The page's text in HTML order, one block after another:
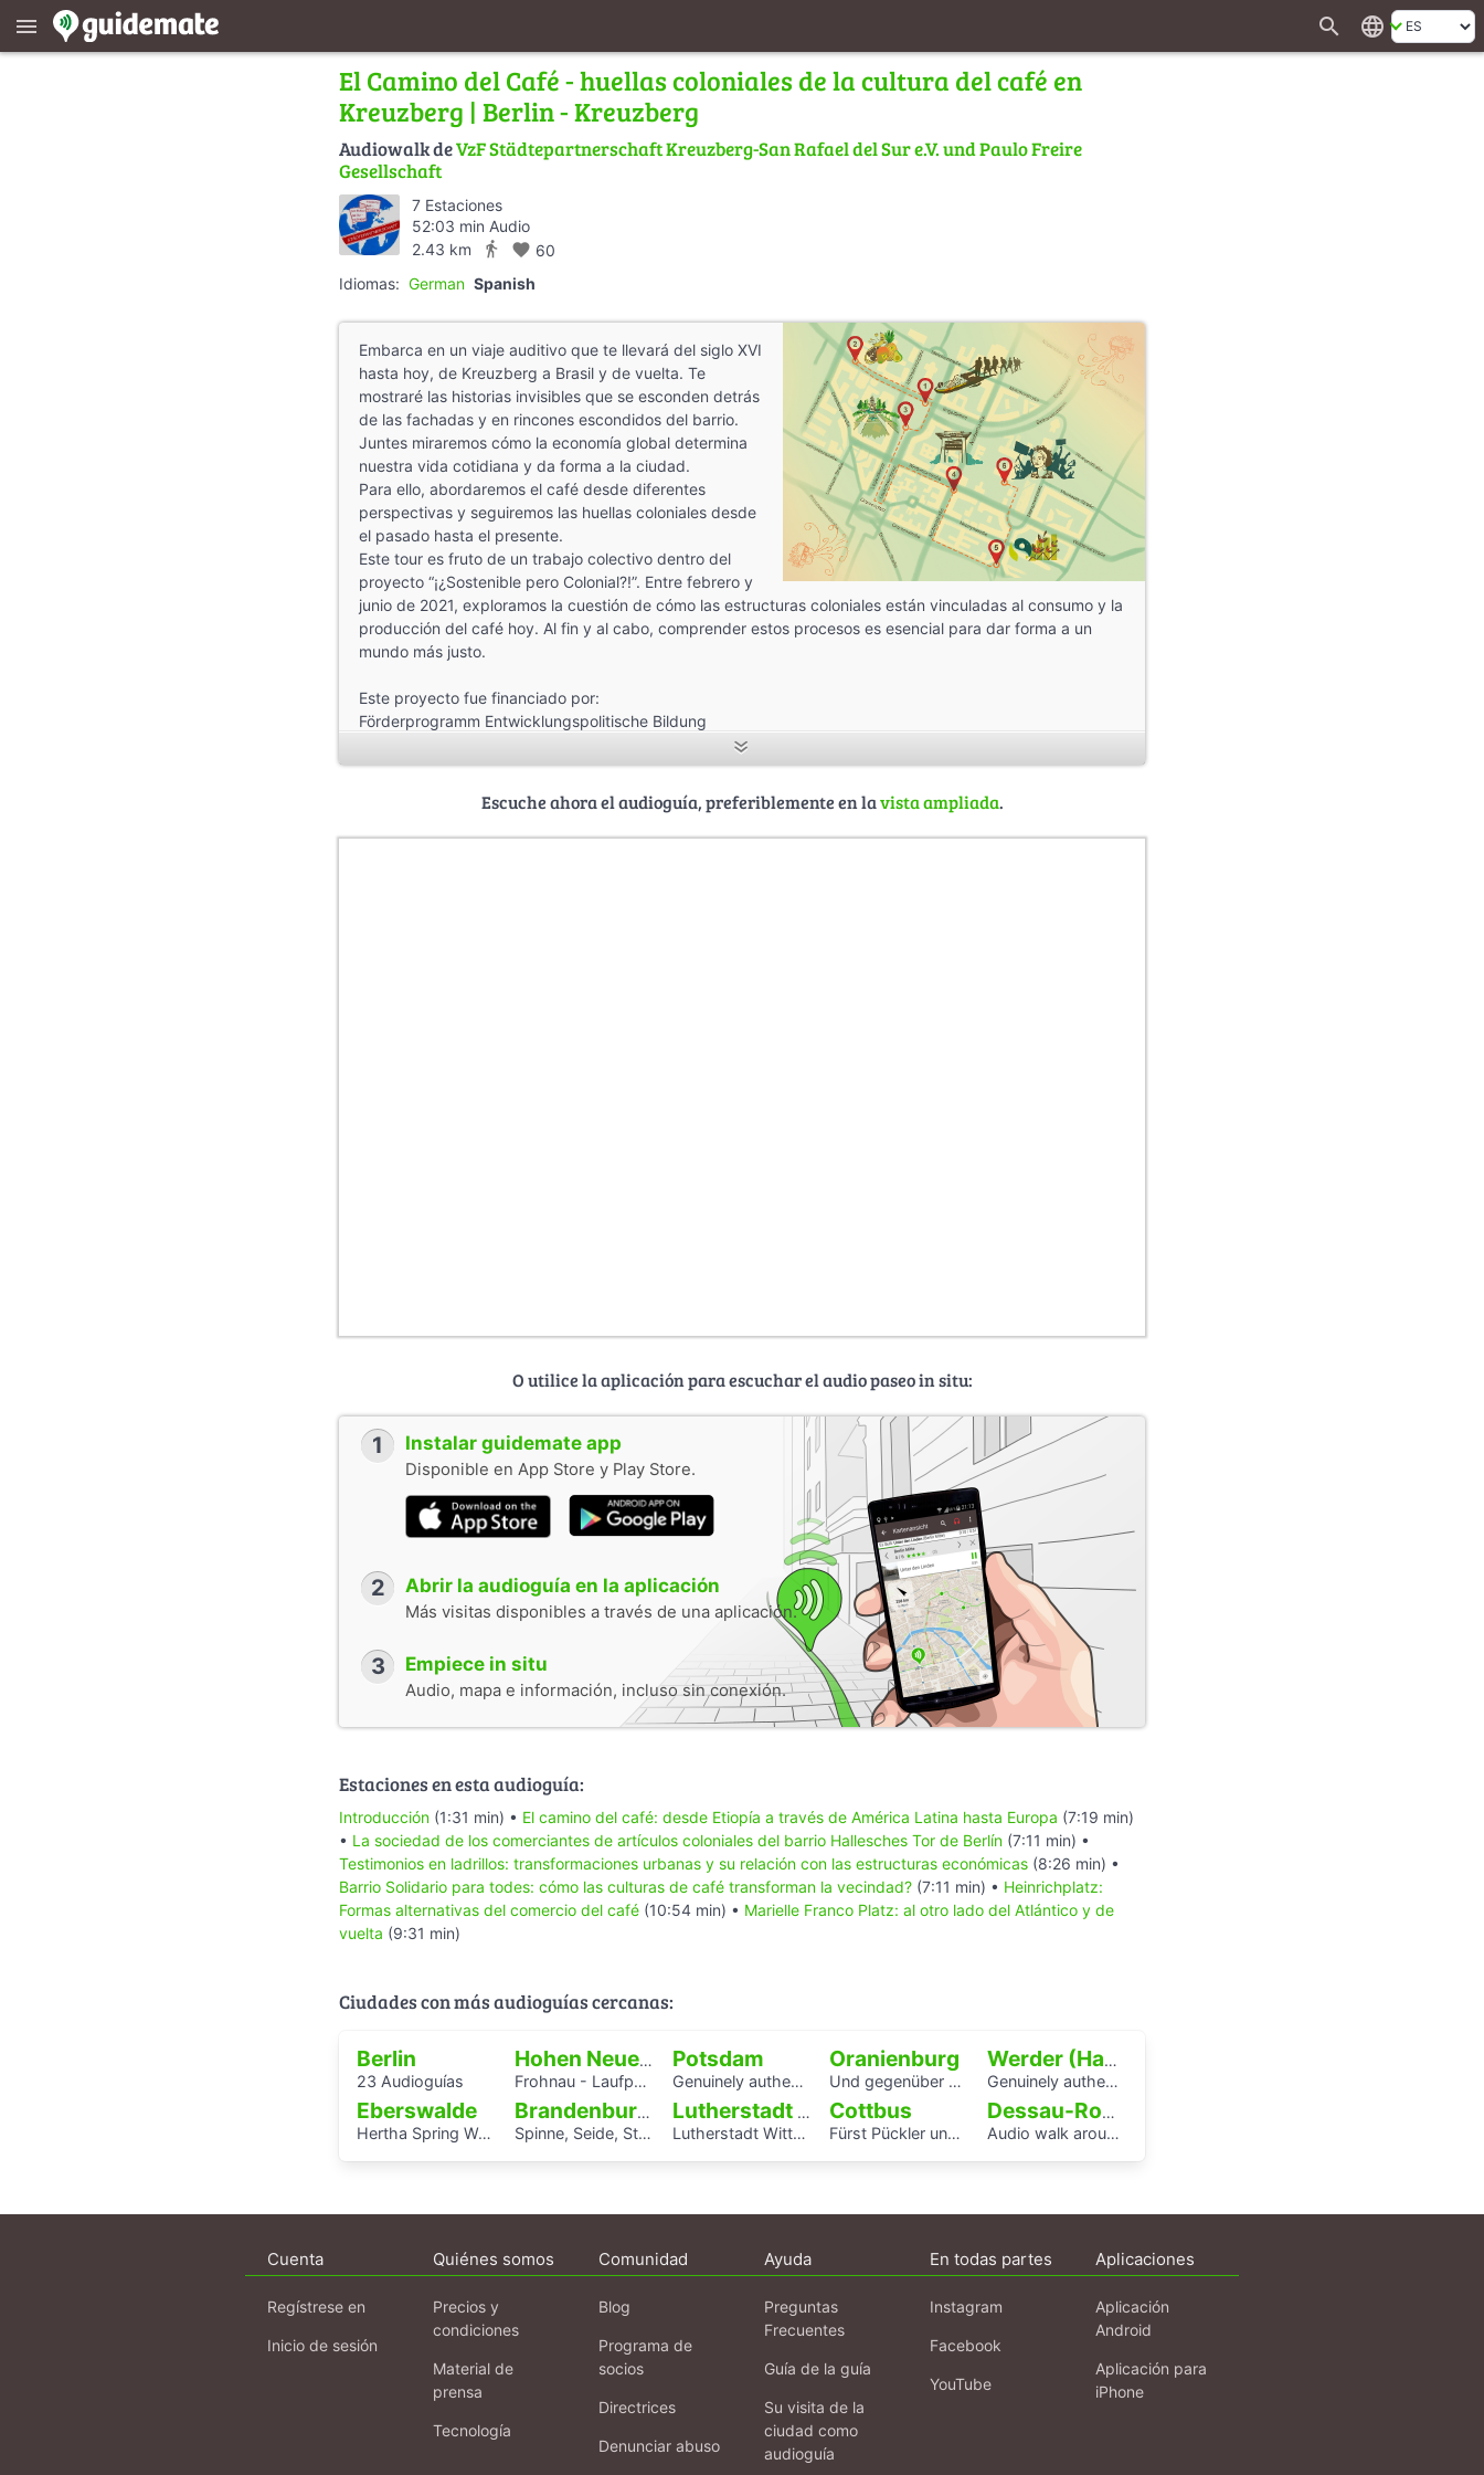
menu search language
El Camino del Café - huellas coloniales de la cultura del café en
Kreuzberg | Berlin - Kreuzberg
Audiowalk deVzF Städtepartnerschaft Kreuzberg-San Rafael del Sur e.V. und Paulo Freire
Gesellschaft
7 Estaciones
52:03 min Audio
2.43 km
directions_walk favorite 60
Idiomas: German Spanish
Embarca en un viaje auditivo que te llevará del siglo XVI
hasta hoy, de Kreuzberg a Brasil y de vuelta. Te
mostraré las historias invisibles que se esconden detrás
de las fachadas y en rincones escondidos del barrio.
Juntes miraremos cómo la economía global determina
nuestra vida cotidiana y da forma a la ciudad.
Para ello, abordaremos el café desde diferentes
perspectivas y seguiremos las huellas coloniales desde
el pasado hasta el presente.
Este tour es fruto de un trabajo colectivo dentro del
proyecto “¡¿Sostenible pero Colonial?!”. Entre febrero y
junio de 2021, exploramos la cuestión de cómo las estructuras coloniales están vinculadas al consumo y la
producción del café hoy. Al fin y al cabo, comprender estos procesos es esencial para dar forma a un
mundo más justo.
Este proyecto fue financiado por:
Förderprogramm Entwicklungspolitische Bildung
Brot für die Welt
Escuche ahora el audioguía, preferiblemente en lavista ampliada.
O utilice la aplicación para escuchar el audio paseo in situ:
1 Instalar guidemate app
Disponible en App Store y Play Store.
2 Abrir la audioguía en la aplicación
Más visitas disponibles a través de una aplicación.
3 Empiece in situ
Audio, mapa e información, incluso sin conexión.
Estaciones en esta audioguía:
Introducción (1:31 min) • El camino del café: desde Etiopía a través de América Latina hasta Europa (7:19 min)
• La sociedad de los comerciantes de artículos coloniales del barrio Hallesches Tor de Berlín (7:11 min) •
Testimonios en ladrillos: transformaciones urbanas y su relación con las estructuras económicas (8:26 min) •
Barrio Solidario para todes: cómo las culturas de café transforman la vecindad? (7:11 min) • Heinrichplatz:
Formas alternativas del comercio del café (10:54 min) • Marielle Franco Platz: al otro lado del Atlántico y de
vuelta (9:31 min)
Ciudades con más audioguías cercanas:
Berlin
23 Audioguías
Hohen Neuendorf
Frohnau - Laufpark Reinickendorf
Potsdam
Genuinely authentic? An audio walk through the centre of Potsdam
Oranienburg
Und gegenüber spielt die Blaskapelle
Werder (Havel)
Genuinely authentic? An audio walk through the centre of Potsdam
Eberswalde
Hertha Spring Wetlands Hike
Brandenburg an der Havel
Spinne, Seide, Stahl – Arbeit und Kunst in Brandenburg.
Lutherstadt Wittenberg
Lutherstadt Wittenberg
Cottbus
Fürst Pückler und Branitz
Dessau-Roßlau
Audio walk around the Houses with Balcony Access of the Bauhaus settlement
Cuenta
Regístrese en
Inicio de sesión
Quiénes somos
Precios y
condiciones
Material de
prensa
Tecnología
Comunidad
Blog
Programa de
socios
Directrices
Denunciar abuso
Ayuda
Preguntas
Frecuentes
Guía de la guía
Su visita de la
ciudad como
audioguía
En todas partes
Instagram
Facebook
YouTube
Aplicaciones
Aplicación
Android
Aplicación para
iPhone